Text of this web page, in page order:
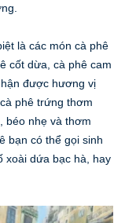
là các món cà phê
cốt dừa, cà phê cam
được hương vị
phê trứng thơm
béo nhẹ và thơm
bạn có thể gọi sinh
xoài dứa bạc hà, hay